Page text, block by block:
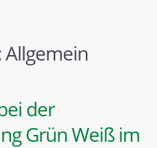
Allgemein
der
Grün Weiß im